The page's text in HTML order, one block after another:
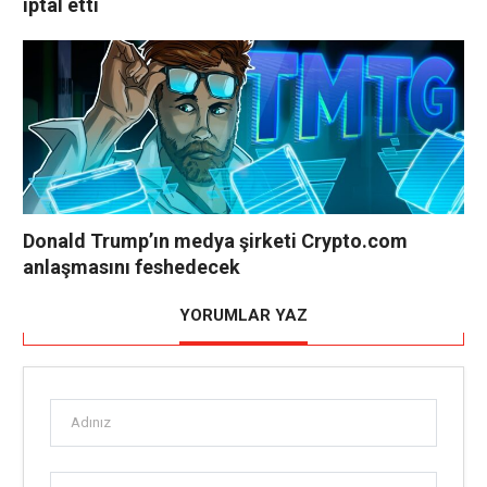
Donald Trump’ın medya şirketi Crypto.com
anlaşmasını feshedecek
YORUMLAR YAZ